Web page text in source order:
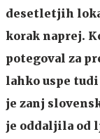
desetletjih
korak naprej.
potegoval za
lahko uspe
je zanj
je oddaljila od